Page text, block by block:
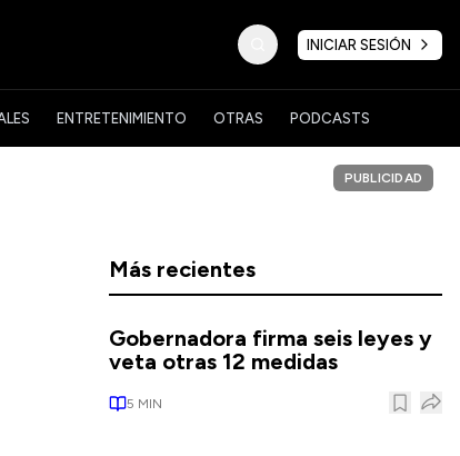
INICIAR SESIÓN
ENTRETENIMIENTO OTRAS PODCASTS
PUBLICIDAD
Más recientes
Gobernadora firma seis leyes y
veta otras 12 medidas
5 MIN